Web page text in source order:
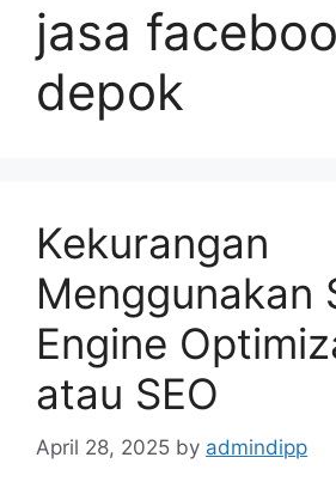
jasa
depok
Kekurangan
Menggunakan
Engine
atau SEO
April 28, 2025 by admindipp